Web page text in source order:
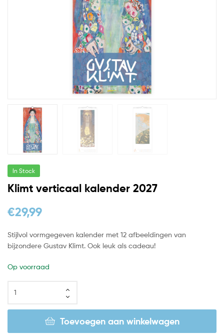
In Stock
Klimt verticaal kalender 2027
€29,99
Stijlvol vormgegeven kalender met 12 afbeeldingen van
bijzondere Gustav Klimt. Ook leuk als cadeau!
Op voorraad
Toevoegen aan winkelwagen